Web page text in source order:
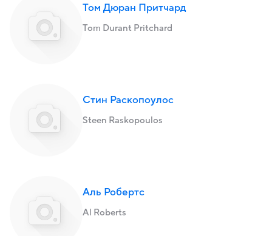
Том Дюран Притчард
Tom Durant Pritchard
Стин Раскопоулос
Steen Raskopoulos
Аль Робертс
Al Roberts